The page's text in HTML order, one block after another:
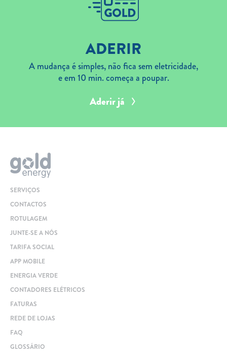
ADERIR
A mudança é simples, não fica sem eletricidade,
e em 10 min. começa a poupar.
Aderir já
SERVIÇOS
CONTACTOS
ROTULAGEM
JUNTE-SE A NÓS
TARIFA SOCIAL
APP MOBILE
ENERGIA VERDE
CONTADORES ELÉTRICOS
FATURAS
REDE DE LOJAS
FAQ
GLOSSÁRIO